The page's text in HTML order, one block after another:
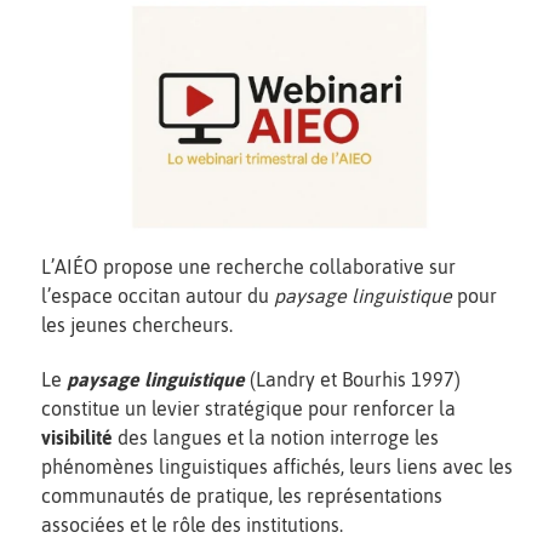
L’AIÉO propose une recherche collaborative sur
l’espace occitan autour du paysage linguistiquepour
les jeunes chercheurs.
Le paysage linguistique(Landry et Bourhis 1997)
constitue un levier stratégique pour renforcer la
visibilité des langues et la notion interroge les
phénomènes linguistiques affichés, leurs liens avec les
communautés de pratique, les représentations
associées et le rôle des institutions.